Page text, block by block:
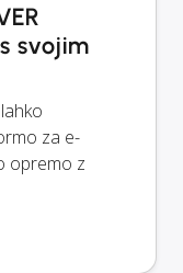
svojim
za e-
opremo z